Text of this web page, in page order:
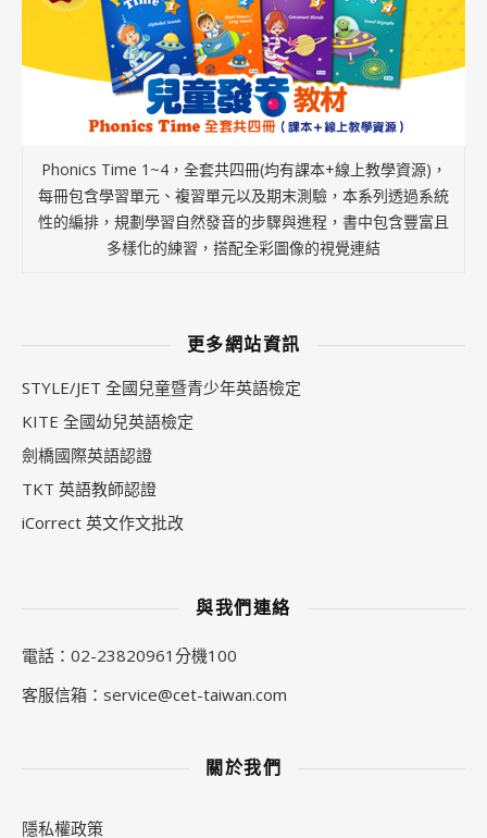
Phonics Time 1~4，全套共四冊(均有課本+線上教學資源)，
每冊包含學習單元、複習單元以及期末測驗，本系列透過系統
性的編排，規劃學習自然發音的步驟與進程，書中包含豐富且
多樣化的練習，搭配全彩圖像的視覺連結
更多網站資訊
STYLE/JET 全國兒童暨青少年英語檢定
KITE 全國幼兒英語檢定
劍橋國際英語認證
TKT 英語教師認證
iCorrect 英文作文批改
與我們連絡
電話：02-23820961分機100
客服信箱： service@cet-taiwan.com
關於我們
隱私權政策